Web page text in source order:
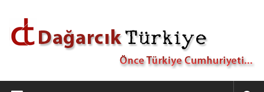
Dağarcık